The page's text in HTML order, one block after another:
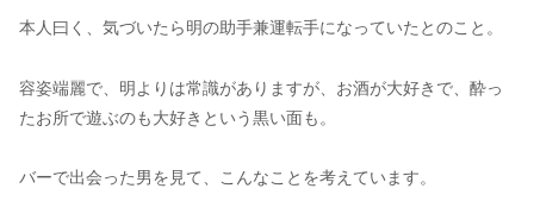
本人曰く、気づいたら明の助手兼運転手になっていたとのこと。
容姿端麗で、明よりは常識がありますが、お酒が大好きで、酔っ
たお所で遊ぶのも大好きという黒い面も。
バーで出会った男を見て、こんなことを考えています。